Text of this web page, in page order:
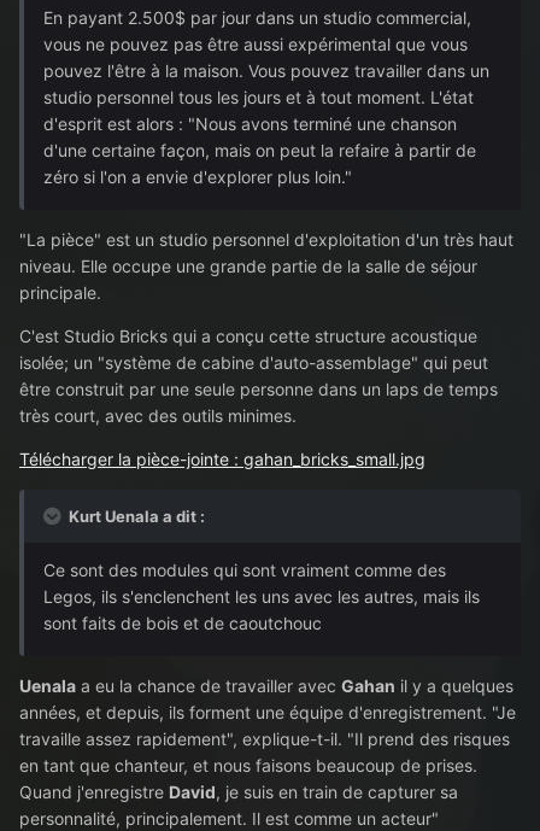
En payant 2.500$ par jour dans un studio commercial,
vous ne pouvez pas être aussi expérimental que vous
pouvez l'être à la maison. Vous pouvez travailler dans un
studio personnel tous les jours et à tout moment. L'état
d'esprit est alors : "Nous avons terminé une chanson
d'une certaine façon, mais on peut la refaire à partir de
zéro si l'on a envie d'explorer plus loin."
"La pièce" est un studio personnel d'exploitation d'un très haut
niveau. Elle occupe une grande partie de la salle de séjour
principale.
C'est Studio Bricks qui a conçu cette structure acoustique
isolée; un "système de cabine d'auto-assemblage" qui peut
être construit par une seule personne dans un laps de temps
très court, avec des outils minimes.
Télécharger la pièce-jointe : gahan_bricks_small.jpg
Kurt Uenala a dit :
Ce sont des modules qui sont vraiment comme des
Legos, ils s'enclenchent les uns avec les autres, mais ils
sont faits de bois et de caoutchouc
Uenala a eu la chance de travailler avec Gahan il y a quelques
années, et depuis, ils forment une équipe d'enregistrement. "Je
travaille assez rapidement", explique-t-il. "Il prend des risques
en tant que chanteur, et nous faisons beaucoup de prises.
Quand j'enregistre David, je suis en train de capturer sa
personnalité, principalement. Il est comme un acteur"